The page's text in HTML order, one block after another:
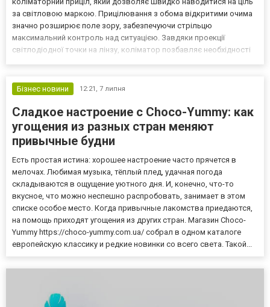
за світловою маркою. Прицілювання з обома відкритими очима
значно розширює поле зору, забезпечуючи стрільцю
максимальний контроль над ситуацією. Завдяки проекції
світлодіодної точки на лінзу, коліматор позбавляє необхідності
секунд...
Бізнес новини 12:21, 7 липня
Сладкое настроение с Choco-Yummy: как
угощения из разных стран меняют
привычные будни
Есть простая истина: хорошее настроение часто прячется в
мелочах. Любимая музыка, тёплый плед, удачная погода
складываются в ощущение уютного дня. И, конечно, что-то
вкусное, что можно неспешно распробовать, занимает в этом
списке особое место. Когда привычные лакомства приедаются,
на помощь приходят угощения из других стран. Магазин Choco-
Yummy https://choco-yummy.com.ua/ собрал в одном каталоге
европейскую классику и редкие новинки со всего света. Такой...